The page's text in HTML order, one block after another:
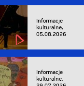
Informacje
kulturalne,
05.08.2026
Informacje
kulturalne,